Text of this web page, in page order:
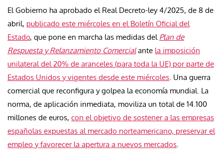
El Gobierno ha aprobado el Real Decreto-ley 4/2025, de 8 de
abril, publicado este miércoles en el Boletín Oficial del
Estado, que pone en marcha las medidas del Plan de
Respuesta y Relanzamiento Comercialante la imposición
unilateral del 20% de aranceles (para toda la UE) por parte de
Estados Unidos y vigentes desde este miércoles. Una guerra
comercial que reconfigura y golpea la economía mundial. La
norma, de aplicación inmediata, moviliza un total de 14.100
millones de euros, con el objetivo de sostener a las empresas
españolas expuestas al mercado norteamericano, preservar el
empleo y favorecer la apertura a nuevos mercados.